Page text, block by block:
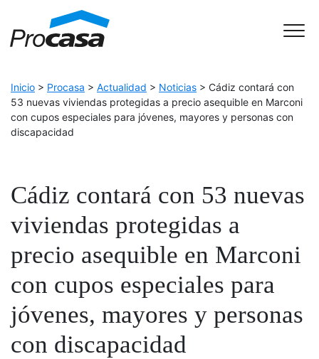
Main Navigation
Inicio > Procasa > Actualidad > Noticias > Cádiz contará con
53 nuevas viviendas protegidas a precio asequible en Marconi
con cupos especiales para jóvenes, mayores y personas con
discapacidad
Cádiz contará con 53 nuevas
viviendas protegidas a
precio asequible en Marconi
con cupos especiales para
jóvenes, mayores y personas
con discapacidad